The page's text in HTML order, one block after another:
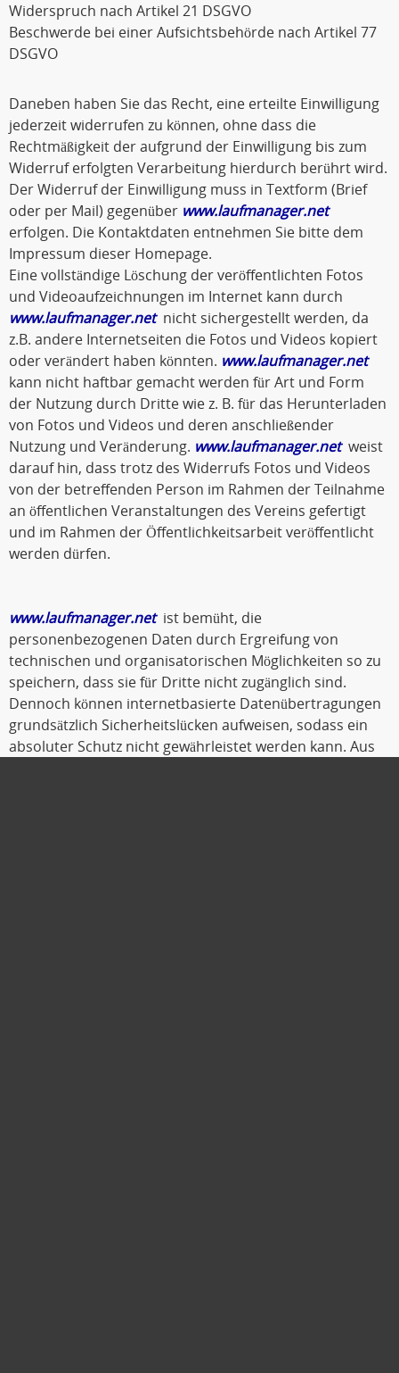
Widerspruch nach Artikel 21 DSGVO
Beschwerde bei einer Aufsichtsbehörde nach Artikel 77
DSGVO
Daneben haben Sie das Recht, eine erteilte Einwilligung
jederzeit widerrufen zu können, ohne dass die
Rechtmäßigkeit der aufgrund der Einwilligung bis zum
Widerruf erfolgten Verarbeitung hierdurch berührt wird.
Der Widerruf der Einwilligung muss in Textform (Brief
oder per Mail) gegenüber www.laufmanager.net
erfolgen. Die Kontaktdaten entnehmen Sie bitte dem
Impressum dieser Homepage.
Eine vollständige Löschung der veröffentlichten Fotos
und Videoaufzeichnungen im Internet kann durch
www.laufmanager.netnicht sichergestellt werden, da
z.B. andere Internetseiten die Fotos und Videos kopiert
oder verändert haben könnten. www.laufmanager.net
kann nicht haftbar gemacht werden für Art und Form
der Nutzung durch Dritte wie z. B. für das Herunterladen
von Fotos und Videos und deren anschließender
Nutzung und Veränderung. www.laufmanager.netweist
darauf hin, dass trotz des Widerrufs Fotos und Videos
von der betreffenden Person im Rahmen der Teilnahme
an öffentlichen Veranstaltungen des Vereins gefertigt
und im Rahmen der Öffentlichkeitsarbeit veröffentlicht
werden dürfen.
www.laufmanager.netist bemüht, die
personenbezogenen Daten durch Ergreifung von
technischen und organisatorischen Möglichkeiten so zu
speichern, dass sie für Dritte nicht zugänglich sind.
Dennoch können internetbasierte Datenübertragungen
grundsätzlich Sicherheitslücken aufweisen, sodass ein
absoluter Schutz nicht gewährleistet werden kann. Aus